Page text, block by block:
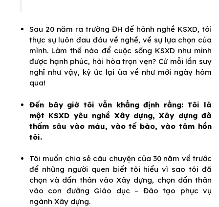
Sau 20 năm ra trường ĐH để hành nghề KSXD, tôi
thực sự luôn đau đáu về nghề, về sự lựa chọn của
mình. Làm thế nào để cuộc sống KSXD như mình
được hạnh phúc, hài hòa trọn vẹn? Cứ mỗi lần suy
nghĩ như vậy, ký ức lại ùa về như mới ngày hôm
qua!
Đến bây giờ tôi vẫn khẳng định rằng: Tôi là
một KSXD yêu nghề Xây dựng, Xây dựng đã
thấm sâu vào máu, vào tế bào, vào tâm hồn
tôi.
Tôi muốn chia sẻ câu chuyện của 30 năm về trước
để những người quen biết tôi hiểu vì sao tôi đã
chọn và dấn thân vào Xây dựng, chọn dấn thân
vào con đường Giáo dục – Đào tạo phục vụ
ngành Xây dựng.